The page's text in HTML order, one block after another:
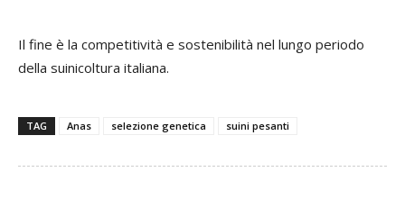
Il fine è la competitività e sostenibilità nel lungo periodo
della suinicoltura italiana.
TAG Anas selezione genetica suini pesanti